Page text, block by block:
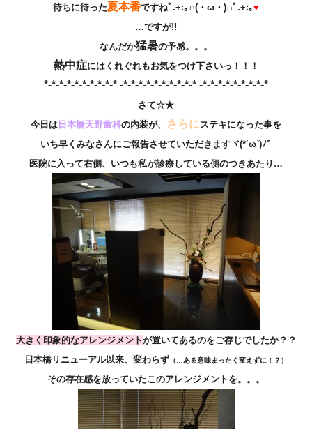
待ちに待った夏本番ですねﾟ.+:｡∩(・ω・)∩ﾟ.+:｡♥
…ですが!!
なんだか猛暑の予感。。。
熱中症にはくれぐれもお気をつけ下さいっ！！！
*-*-*-*-*-*-*-*-*-* -*-*-*-*-*-*-*-*-*-* -*-*-*-*-*-*-*-*-*
さて☆★
今日は 日本橋天野歯科の内装が、 さらにステキになった事を
いち早くみなさんにご報告させていただきますヾ(*´ω`)ﾉﾞ
医院に入って右側、いつも私が診療している側のつきあたり…
大きく印象的なアレンジメントが置いてあるのをご存じでしたか？？
日本橋リニューアル以来、変わらず （…ある意味まったく変えずに！？）
その存在感を放っていたこのアレンジメントを。。。